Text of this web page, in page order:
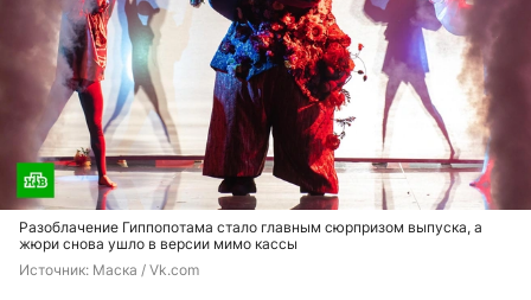
Разоблачение Гиппопотама стало главным сюрпризом выпуска, а
жюри снова ушло в версии мимо кассы
Источник: Маска / Vk.com